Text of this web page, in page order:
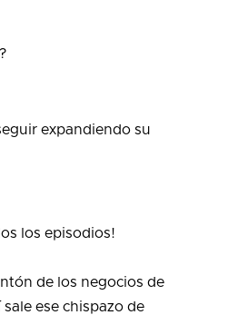
expandiendo su
los episodios!
de los negocios de
ese chispazo de